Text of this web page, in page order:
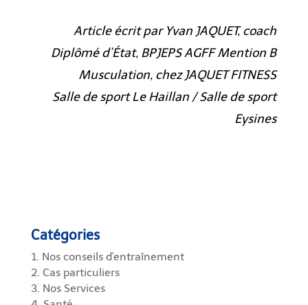
Article écrit par Yvan JAQUET, coach
Diplômé d’État, BPJEPS AGFF Mention B
Musculation, chez JAQUET FITNESS
Salle de sport Le Haillan / Salle de sport
Eysines
Catégories
1. Nos conseils d'entraînement
2. Cas particuliers
3. Nos Services